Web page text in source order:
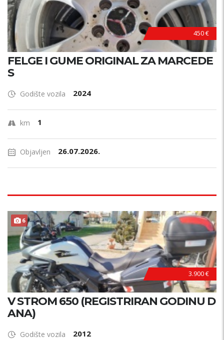
450 €
FELGE I GUME ORIGINAL ZA MARCEDE
S
Godište vozila 2024
km 1
Objavljen 26.07.2026.
6
3.900 €
V STROM 650 (REGISTRIRAN GODINU D
ANA)
Godište vozila 2012